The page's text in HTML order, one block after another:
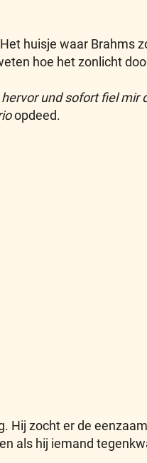
huisje waar Brahms
hoe het zonlicht
und sofort fiel mir
opdeed.
zocht er de
als hij iemand